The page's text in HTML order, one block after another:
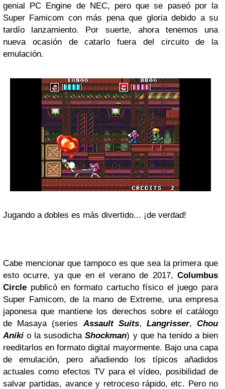
genial PC Engine de NEC, pero que se paseó por la
Super Famicom con más pena que gloria debido a su
tardío lanzamiento. Por suerte, ahora tenemos una
nueva ocasión de catarlo fuera del circuito de la
emulación.
Jugando a dobles es más divertido... ¡de verdad!
Cabe mencionar que tampoco es que sea la primera que
esto ocurre, ya que en el verano de 2017, Columbus
Circle publicó en formato cartucho físico el juego para
Super Famicom, de la mano de Extreme, una empresa
japonesa que mantiene los derechos sobre el catálogo
de Masaya (seriesAssault Suits, Langrisser,Chou
Anikio la susodichaShockman) y que ha tenido a bien
reeditarlos en formato digital mayormente. Bajo una capa
de emulación, pero añadiendo los típicos añadidos
actuales como efectos TV para el vídeo, posibilidad de
salvar partidas, avance y retroceso rápido, etc. Pero no